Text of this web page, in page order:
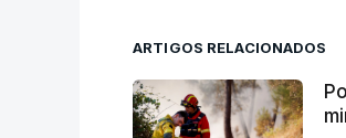
ARTIGOS RELACIONADOS